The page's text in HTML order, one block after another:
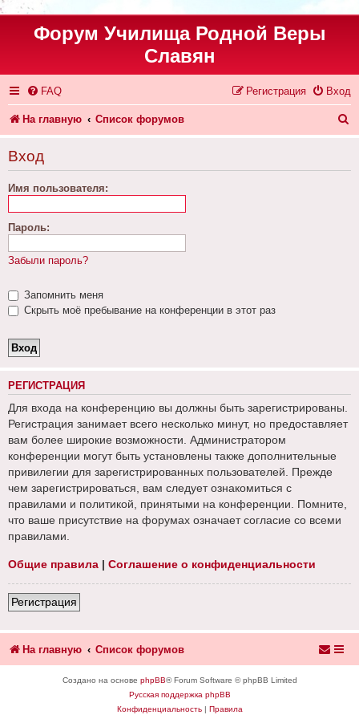
Форум Училища Родной Веры
Славян
FAQ Вход
Регистрация
На главную Список форумов
Вход
Имя пользователя:
Пароль:
Забыли пароль?
Запомнить меня
Скрыть моё пребывание на конференции в этот раз
РЕГИСТРАЦИЯ
Для входа на конференцию вы должны быть зарегистрированы.
Регистрация занимает всего несколько минут, но предоставляет
вам более широкие возможности. Администратором
конференции могут быть установлены также дополнительные
привилегии для зарегистрированных пользователей. Прежде
чем зарегистрироваться, вам следует ознакомиться с
правилами и политикой, принятыми на конференции. Помните,
что ваше присутствие на форумах означает согласие со всеми
правилами.
Общие правила | Соглашение о конфиденциальности
Регистрация
На главную Список форумов
Создано на основе phpBB® Forum Software © phpBB Limited
Русская поддержка phpBB
Конфиденциальность| Правила